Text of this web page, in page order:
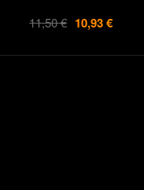
11,50 € 10,93 €